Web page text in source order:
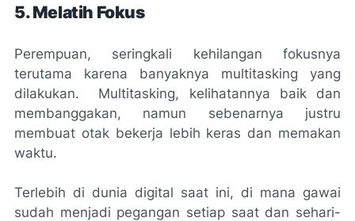
5. Melatih Fokus
Perempuan, seringkali kehilangan fokusnya
terutama karena banyaknya multitasking yang
dilakukan.
Multitasking, kelihatannya baik dan
membanggakan, namun sebenarnya justru
membuat otak bekerja lebih keras dan memakan
waktu.
Terlebih di dunia digital saat ini, di mana gawai
sudah menjadi pegangan setiap saat dan sehari-